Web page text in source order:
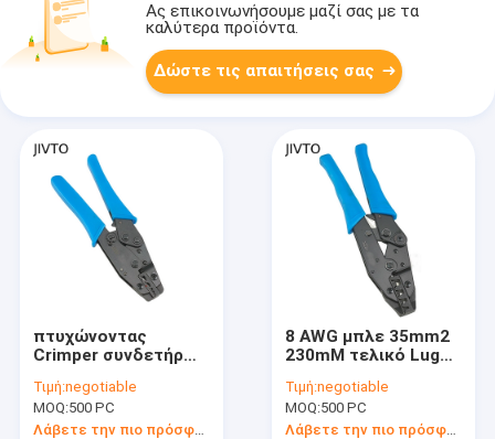
Ας επικοινωνήσουμε μαζί σας με τα
καλύτερα προϊόντα.
Δώστε τις απαιτήσεις σας
πτυχώνοντας
Crimper συνδετήρων
εργαλείων καλωδίων
2.55mm2 203mm
Τιμή:negotiable
MOQ:500 PC
Λάβετε την πιο πρόσφατη τιμή
8 AWG μπλε 35mm2
230mM τελικό Lug
μονάδα
Τιμή:negotiable
MOQ:500 PC